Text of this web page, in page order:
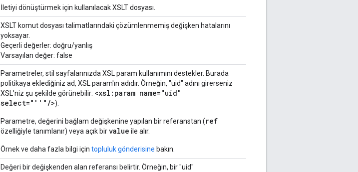
İletiyi dönüştürmek için kullanılacak XSLT dosyası.
XSLT komut dosyası talimatlarındaki çözümlenmemiş değişken hatalarını
yoksayar.
Geçerli değerler: doğru/yanlış
Varsayılan değer: false
Parametreler, stil sayfalarınızda XSL param kullanımını destekler. Burada
politikaya eklediğiniz ad, XSL param'ın adıdır. Örneğin, "uid" adını girerseniz
XSL'niz şu şekilde görünebilir: <xsl:param name="uid"
select="''"/>).
Parametre, değerini bağlam değişkenine yapılan bir referanstan (ref
özelliğiyle tanımlanır) veya açık birvalue ile alır.
Örnek ve daha fazla bilgi için topluluk gönderisine bakın.
Değeri bir değişkenden alan referansı belirtir. Örneğin, bir "uid"